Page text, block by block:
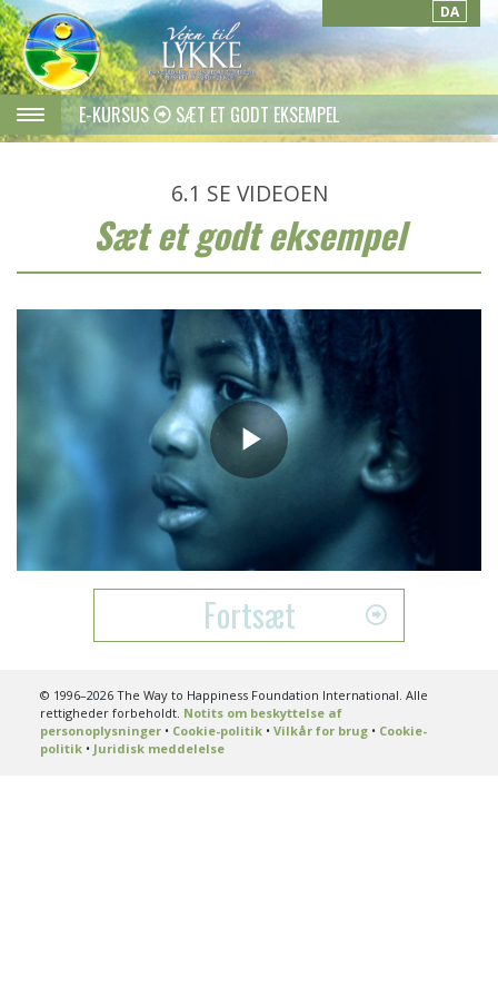
DA
E-KURSUS SÆT ET GODT EKSEMPEL
6.1 SE VIDEOEN
Sæt et godt eksempel
Play
Video
Fortsæt
© 1996–2026 The Way to Happiness Foundation International. Alle
rettigheder forbeholdt. Notits om beskyttelse af
personoplysninger• Cookie-politik• Vilkår for brug• Cookie-
politik• Juridisk meddelelse